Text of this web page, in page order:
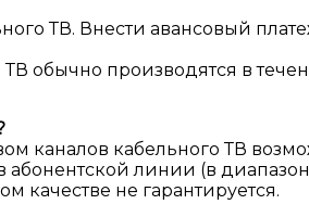
ТВ. Внести авансовый
обычно производятся в
каналов кабельного ТВ
абонентской линии (в
качестве не гарантируется.